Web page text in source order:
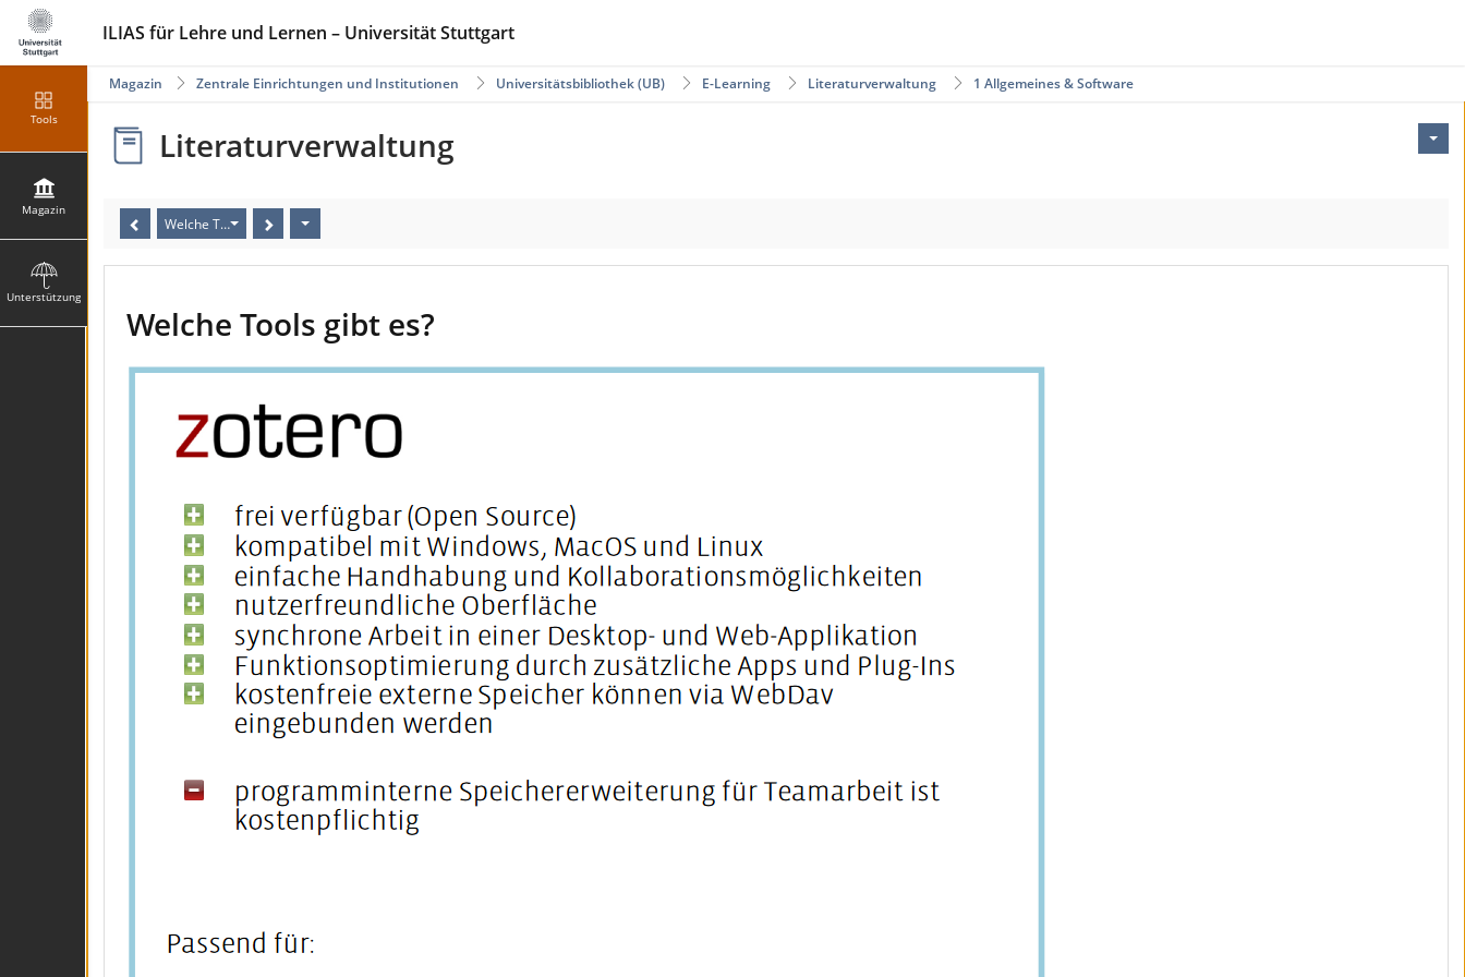
ILIAS für Lehre und Lernen – Universität Stuttgart
Tools
Magazin
Unterstützung
1 Allgemeines & Software
Literaturverwaltung
E-Learning
Universitätsbibliothek (UB)
Zentrale Einrichtungen und Institutionen
Magazin
Literaturverwaltung
Welche Tools gibt es?
Welche Tools gibt es?